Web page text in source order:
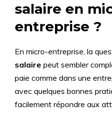
salaire en
entreprise ?
En micro-entreprise, la
salaire peut sembler
paie comme dans une
avec quelques bonnes
facilement répondre aux